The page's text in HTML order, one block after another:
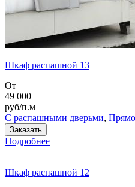
Шкаф распашной 13
От
49 000
руб/п.м
С распашными дверьми,
Заказать
Подробнее
Шкаф распашной 12